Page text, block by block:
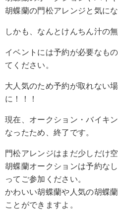
胡蝶蘭の門松アレンジと気に
しかも、なんとけんちん汁の
イベントには予約が必要なも
てください。
大人気のため予約が取れない
に！！！
現在、オークション・バイキ
なったため、終了です。
門松アレンジはまだ少しだけ
胡蝶蘭オークションは予約な
ってご参加ください。
かわいい胡蝶蘭や人気の胡蝶
ことができますよ。